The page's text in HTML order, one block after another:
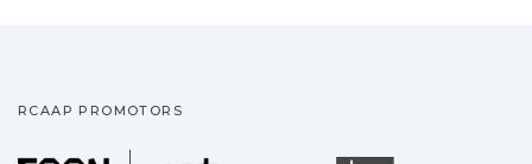
RCAAP PROMOTORS